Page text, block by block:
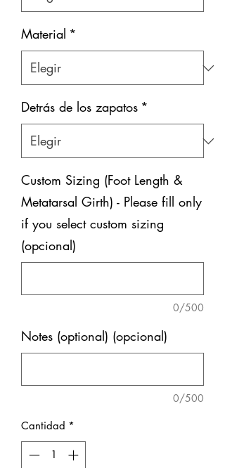
Material *
Detrás de los zapatos *
Custom Sizing (Foot Length &
Metatarsal Girth) - Please fill only
if you select custom sizing
(opcional)
0/500
Notes (optional) (opcional)
0/500
Cantidad *